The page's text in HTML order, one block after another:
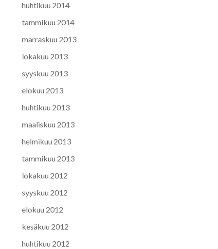
huhtikuu 2014
tammikuu 2014
marraskuu 2013
lokakuu 2013
syyskuu 2013
elokuu 2013
huhtikuu 2013
maaliskuu 2013
helmikuu 2013
tammikuu 2013
lokakuu 2012
syyskuu 2012
elokuu 2012
kesäkuu 2012
huhtikuu 2012